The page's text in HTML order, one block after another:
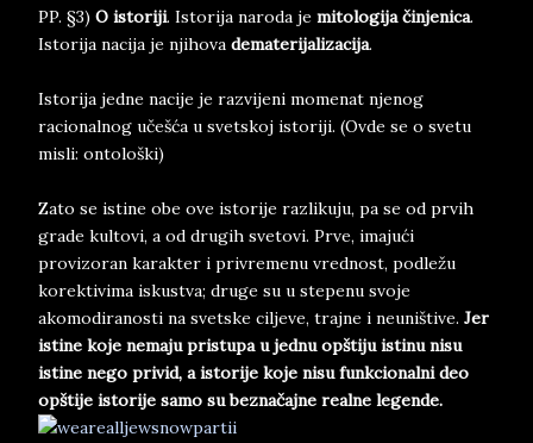
PP. §3) O istoriji. Istorija naroda je mitologija činjenica.
Istorija nacija je njihova dematerijalizacija.
Istorija jedne nacije je razvijeni momenat njenog
racionalnog učešća u svetskoj istoriji. (Ovde se o svetu
misli: ontološki)
Zato se istine obe ove istorije razlikuju, pa se od prvih
grade kultovi, a od drugih svetovi. Prve, imajući
provizoran karakter i privremenu vrednost, podležu
korektivima iskustva; druge su u stepenu svoje
akomodiranosti na svetske ciljeve, trajne i neuništive. Jer
istine koje nemaju pristupa u jednu opštiju istinu nisu
istine nego privid, a istorije koje nisu funkcionalni deo
opštije istorije samo su beznačajne realne legende.